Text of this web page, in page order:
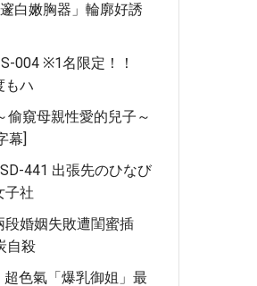
白嫩胸器」輪廓好誘
004 ※1名限定！！
もハ
偷窺母親性愛的兒子～
幕]
441 出張先のひなび
子社
婚姻失敗遭閨蜜插
自殺
超色氣「爆乳御姐」最